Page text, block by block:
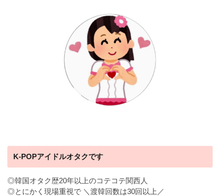
K-POPアイドルオタクです
◎韓国オタク歴20年以上のコテコテ関西人
◎とにかく現場重視で ＼渡韓回数は30回以上／